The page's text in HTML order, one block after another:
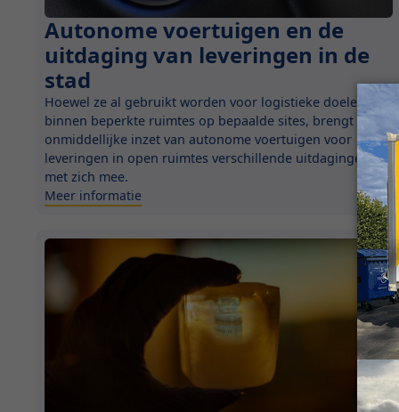
Innovatie
Autonome voertuigen en de
uitdaging van leveringen in de
stad
Hoewel ze al gebruikt worden voor logistieke doeleinden
binnen beperkte ruimtes op bepaalde sites, brengt de
onmiddellijke inzet van autonome voertuigen voor
leveringen in open ruimtes verschillende uitdagingen
met zich mee.
Meer informatie